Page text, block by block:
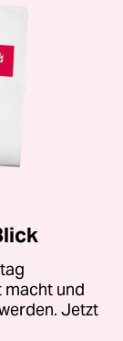
macht und
Jetzt